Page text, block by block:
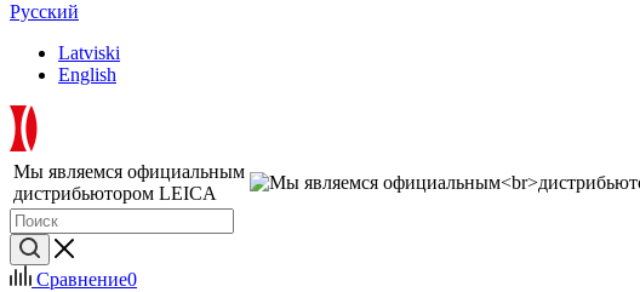
Русский
Latviski
English
Мы являемся официальным
дистрибьютором LEICA
Сравнение0